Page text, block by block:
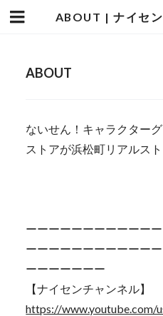
ABOUT | ナイセ
ABOUT
ないせん！キャラクター
ストアが浜松町リアルス
ーーーーーーーーーーー
ーーーーーーーーーーー
ーーーーーーー
【ナイセンチャンネル】
https://www.youtube.com/